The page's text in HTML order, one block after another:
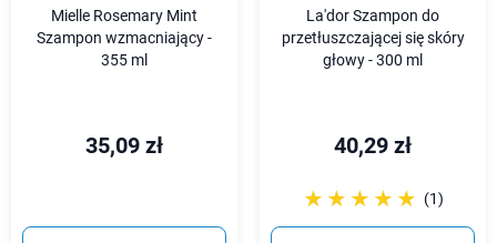
Mielle Rosemary Mint
Szampon wzmacniający -
355 ml
35,09 zł
La'dor Szampon do
przetłuszczającej się skóry
głowy - 300 ml
40,29 zł
☆☆☆☆☆
★★★★★ (1)